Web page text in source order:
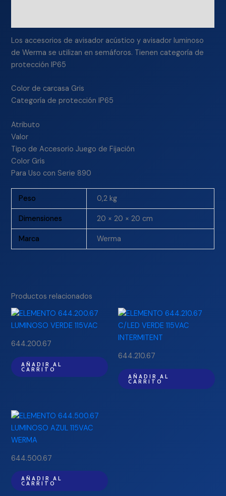
Los accesorios de avisador acústico y avisador luminoso
de Werma se utilizan en semáforos. Tienen categoría de
protección IP65
Color de carcasa Gris
Categoría de protección IP65
Atributo
Valor
Tipo de Accesorio Juego de Fijación
Color Gris
Para Uso con Serie 890
Peso 0,2 kg
Dimensiones 20 × 20 × 20 cm
Marca Werma
Productos relacionados
644.200.67
AÑADIR AL
CARRITO
644.210.67
AÑADIR AL
CARRITO
644.500.67
AÑADIR AL
CARRITO